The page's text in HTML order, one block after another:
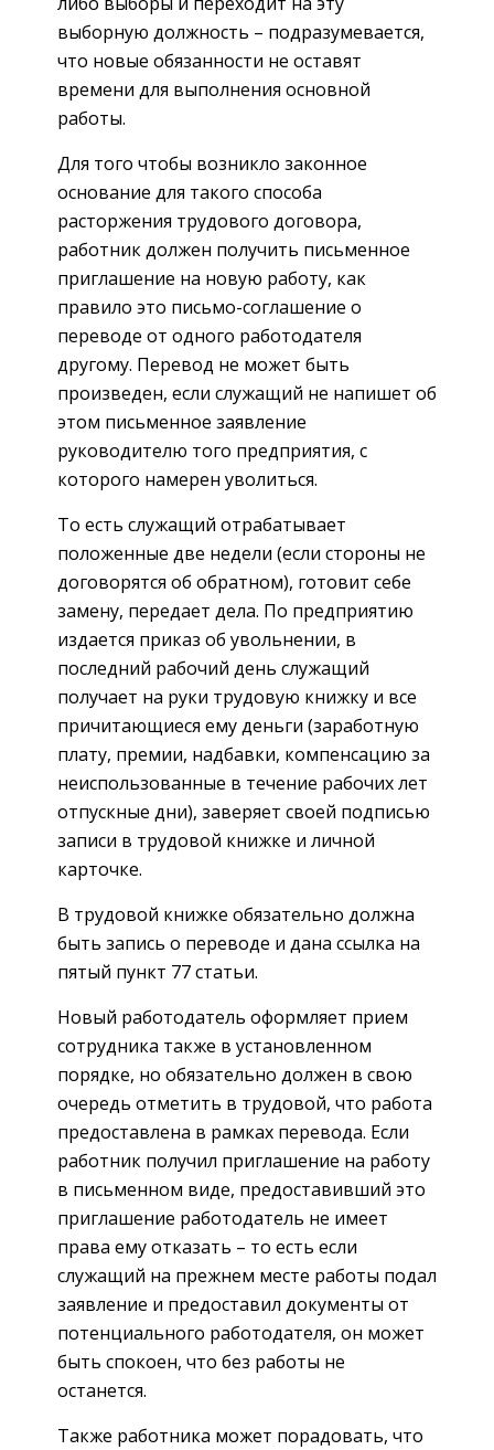
выборную должность – подразумевается,
что новые обязанности не оставят
времени для выполнения основной
работы.
Для того чтобы возникло законное
основание для такого способа
расторжения трудового договора,
работник должен получить письменное
приглашение на новую работу, как
правило это письмо-соглашение о
переводе от одного работодателя
другому. Перевод не может быть
произведен, если служащий не напишет об
этом письменное заявление
руководителю того предприятия, с
которого намерен уволиться.
То есть служащий отрабатывает
положенные две недели (если стороны не
договорятся об обратном), готовит себе
замену, передает дела. По предприятию
издается приказ об увольнении, в
последний рабочий день служащий
получает на руки трудовую книжку и все
причитающиеся ему деньги (заработную
плату, премии, надбавки, компенсацию за
неиспользованные в течение рабочих лет
отпускные дни), заверяет своей подписью
записи в трудовой книжке и личной
карточке.
В трудовой книжке обязательно должна
быть запись о переводе и дана ссылка на
пятый пункт 77 статьи.
Новый работодатель оформляет прием
сотрудника также в установленном
порядке, но обязательно должен в свою
очередь отметить в трудовой, что работа
предоставлена в рамках перевода. Если
работник получил приглашение на работу
в письменном виде, предоставивший это
приглашение работодатель не имеет
права ему отказать – то есть если
служащий на прежнем месте работы подал
заявление и предоставил документы от
потенциального работодателя, он может
быть спокоен, что без работы не
останется.
Также работника может порадовать, что